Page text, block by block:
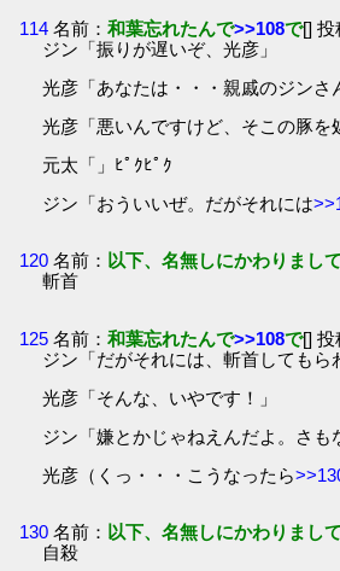
114 名前：和葉忘れたんで>>108で[] 投
ジン「振りが遅いぞ、光彦」
光彦「あなたは・・・親戚のジンさ
光彦「悪いんですけど、そこの豚を
元太「」ﾋﾟｸﾋﾟｸ
ジン「おういいぜ。だがそれには
120 名前： 以下、名無しにかわりまし
斬首
125 名前：和葉忘れたんで>>108で[] 投
ジン「だがそれには、斬首してもら
光彦「そんな、いやです！」
ジン「嫌とかじゃねえんだよ。さも
光彦（くっ・・・こうなったら
130 名前： 以下、名無しにかわりまし
自殺